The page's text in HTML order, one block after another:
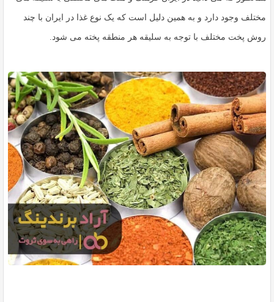
مختلف وجود دارد و به همین دلیل است که یک نوع غذا در ایران با چند
روش پخت مختلف با توجه به سلیقه هر منطقه پخته می شود.